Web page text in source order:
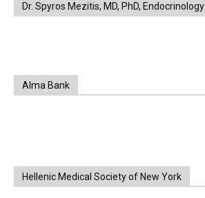
Dr. Spyros Mezitis, MD, PhD, Endocrinology
Alma Bank
Hellenic Medical Society of New York